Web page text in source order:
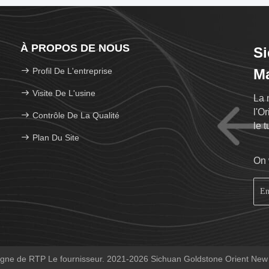
À PROPOS DE NOUS
Profil De L'entreprise
Visite De L'usine
Contrôle De La Qualité
Plan Du Site
La
le
On
de RTP Le fournisseur. 2021-2026 Sichuan Goldstone Orient